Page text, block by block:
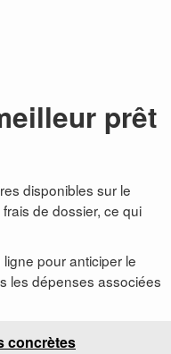
prêt
disponibles sur le
de dossier, ce qui
pour anticiper le
les dépenses associées
concrètes